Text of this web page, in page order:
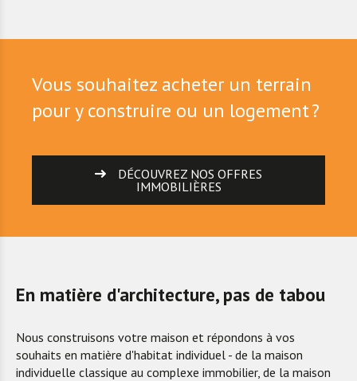
Vous souhaitez acheter un terrain
pour y construire ou un logement ?
DÉCOUVREZ NOS OFFRES
IMMOBILIÈRES
En matière d'architecture, pas de tabou
Nous construisons votre maison et répondons à vos
souhaits en matière d'habitat individuel - de la maison
individuelle classique au complexe immobilier, de la maison